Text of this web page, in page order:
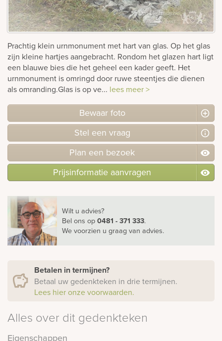
Bekijk
ook:
Prachtig klein urnmonument met hart van glas. Op het glas
zijn kleine hartjes aangebracht. Rondom het glazen hart ligt
een blauwe bies die het geheel een kader geeft. Het
urnmonument is omringd door ruwe steentjes die dienen
als omranding.Glas is op ve... lees meer >
Bewaar foto
Stel een vraag
Plan een bezoek
Prijsinformatie aanvragen
Wilt u advies?
Bel ons op0481 - 371 333.
We voorzien u graag van advies.
Betalen in termijnen?
Betaal uw gedenkteken in drie termijnen.
Lees hier onze voorwaarden.
Alles over dit gedenkteken
Eigenschappen